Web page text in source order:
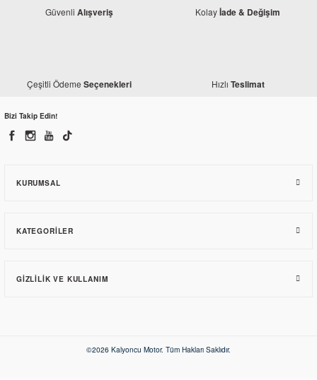
Güvenli Alışveriş Kolayİade & Değişim
Çeşitli Ödeme Seçenekleri Hızlı Teslimat
Bizi Takip Edin!
KURUMSAL
KATEGORILER
GIZLILIK VE KULLANIM
©2026 Kalyoncu Motor. Tüm Hakları Saklıdır.